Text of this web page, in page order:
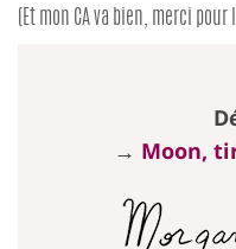
(Et mon CA va bien, merci pour
→ Moon,